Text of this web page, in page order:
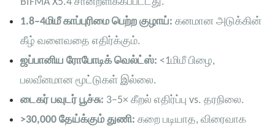
1.8–4மிமீ காப்புரிமை பெற்ற குழாய்: கனமான அடுக்கின்
கீழ் வளைவதை எதிர்க்கும்.
ஜப்பானிய ரோபோடிக் வெல்ட்ஸ்: <1மிமீ பிழை,
பலவீனமான மூட்டுகள் இல்லை.
டைகர் பவுடர் பூச்சு: 3–5× கீறல் எதிர்ப்பு vs. தரநிலை.
>30,000 தேய்க்கும் துணி: கறை படியாத, விரைவாக